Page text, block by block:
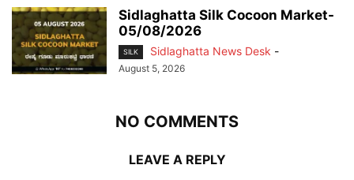
Sidlaghatta Silk Cocoon Market-
05/08/2026
SILK Sidlaghatta News Desk -
August 5, 2026
NO COMMENTS
LEAVE A REPLY